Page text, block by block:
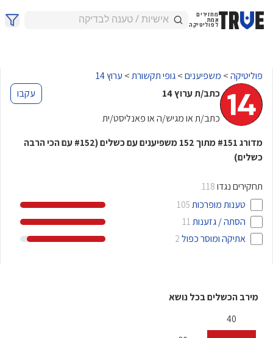
מחזירים
אמת
לפוליטיקה
פוליטיקה> משפיענים>גופי תקשורת> ערוץ 14
כתב/ת ערוץ 14
עקבו
כתב/ת או מגיש/ה או פאנליסט/ית
מדורג #151 מתוך 152 משפיענים עם כשלים(
#152 עם הכי הרבה
כשלים)
תחקירים נגדו 118
טענות מופרכות 105
הסתה / גזענות 11
אתיקה ומוסר כפול 2
מירב הכשלים בכל נושא
40